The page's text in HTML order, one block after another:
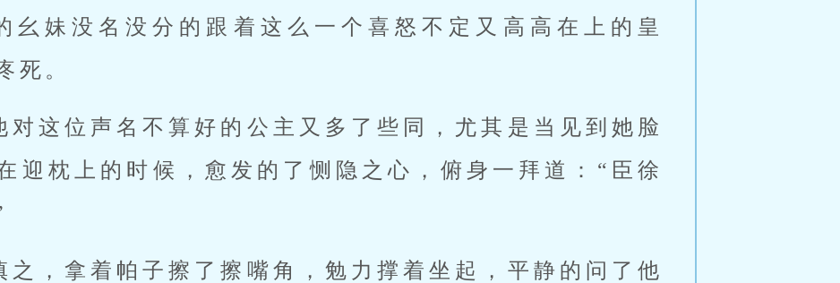
幺妹没名没分的跟着这么一个喜怒不定又高高在上的皇
死。
对这位声名不算好的公主又多了些同，尤其是当见到她脸
迎枕上的时候，愈发的了恻隐之心，俯身一拜道：“臣徐
之，拿着帕子擦了擦嘴角，勉力撑着坐起，平静的问了他